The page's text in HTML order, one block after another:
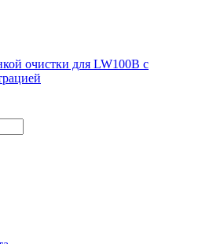
очистки для LW100B с